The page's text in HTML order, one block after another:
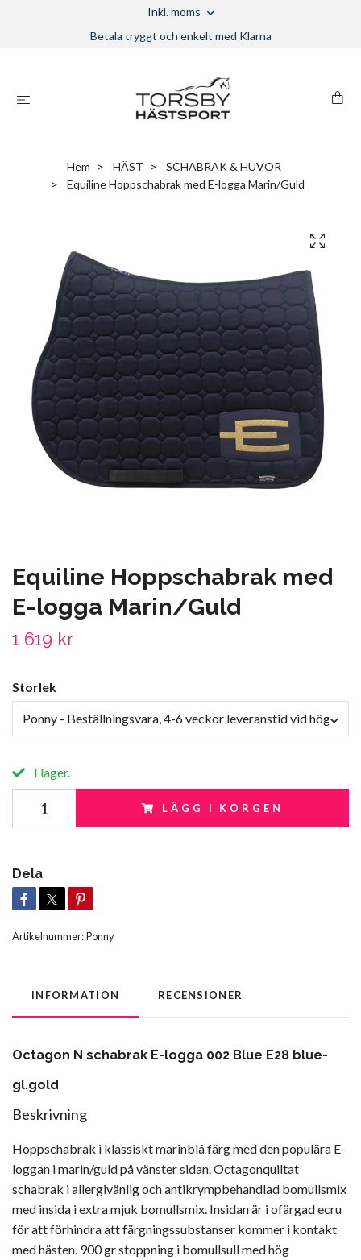
Inkl. moms
Betala tryggt och enkelt med Klarna
Hem HÄST
SCHABRAK & HUVOR
Equiline Hoppschabrak med E-logga Marin/Guld
Equiline Hoppschabrak med
E-logga Marin/Guld
1 619 kr
Storlek
Ponny - Beställningsvara, 4-6 veckor leveranstid vid högt
I lager.
LÄGG I KORGEN
Dela
Artikelnummer:Ponny
INFORMATION RECENSIONER
Octagon N schabrak E-logga 002 Blue E28 blue-
gl.gold
Beskrivning
Hoppschabrak i klassiskt marinblå färg med den populära E-
loggan i marin/guld på vänster sidan. Octagonquiltat
schabrak i allergivänlig och antikrympbehandlad bomullsmix
med insida i extra mjuk bomullsmix. Insidan är i ofärgad ecru
för att förhindra att färgningssubstanser kommer i kontakt
med hästen. 900 gr stoppning i bomullsull med hög